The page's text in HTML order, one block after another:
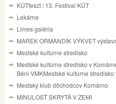
KÚTfeszt / 13. Festival KÚT
Lekárne
Limes galéria
MAREK ORMANDÍK VÝKVET
Mestské kultúrne stredisko
Mestské kultúrne stredisko v
Béni VMKMestské kultúrne stredisko
Mestský klub dôchodcov Komárno
MINULOSŤ SKRYTÁ V ZEMI